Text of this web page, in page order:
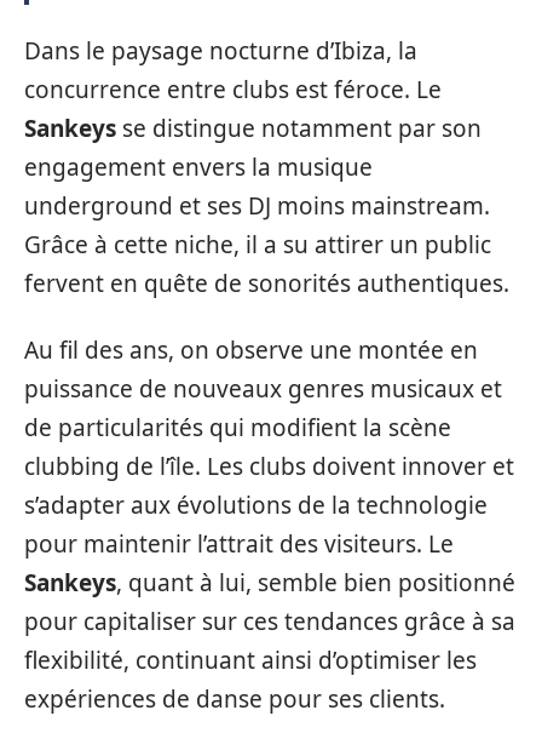
Dans le paysage nocturne d’Ibiza, la
concurrence entre clubs est féroce. Le
Sankeys se distingue notamment par son
engagement envers la musique
underground et ses DJ moins mainstream.
Grâce à cette niche, il a su attirer un public
fervent en quête de sonorités authentiques.
Au fil des ans, on observe une montée en
puissance de nouveaux genres musicaux et
de particularités qui modifient la scène
clubbing de l’île. Les clubs doivent innover et
s’adapter aux évolutions de la technologie
pour maintenir l’attrait des visiteurs. Le
Sankeys, quant à lui, semble bien positionné
pour capitaliser sur ces tendances grâce à sa
flexibilité, continuant ainsi d’optimiser les
expériences de danse pour ses clients.